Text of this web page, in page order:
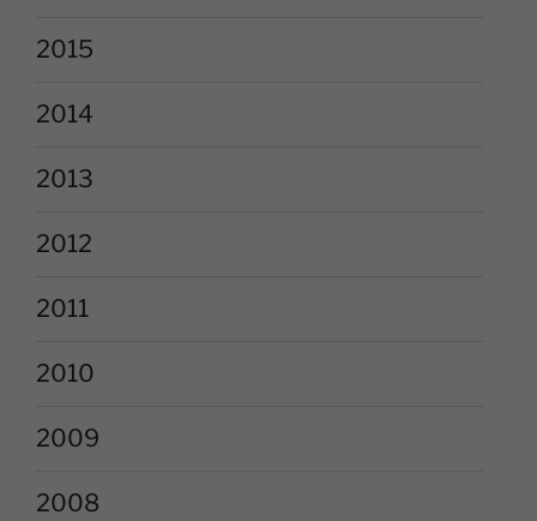
2015
2014
2013
2012
2011
2010
2009
2008